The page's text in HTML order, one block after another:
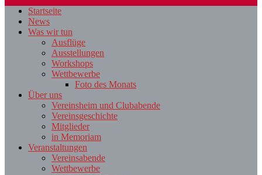
Fotoclub
Pölten
Startseite
News
Was wir tun
Ausflüge
Ausstellungen
Workshops
Wettbewerbe
Foto des Monats
Über uns
Vereinsheim und Clubabende
Vereinsgeschichte
Mitglieder
in Memoriam
Veranstaltungen
Vereinsabende
Wettbewerbe